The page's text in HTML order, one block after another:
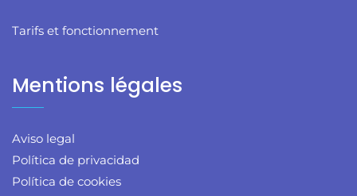
Tarifs et fonctionnement
Mentions légales
Aviso legal
Política de privacidad
Política de cookies